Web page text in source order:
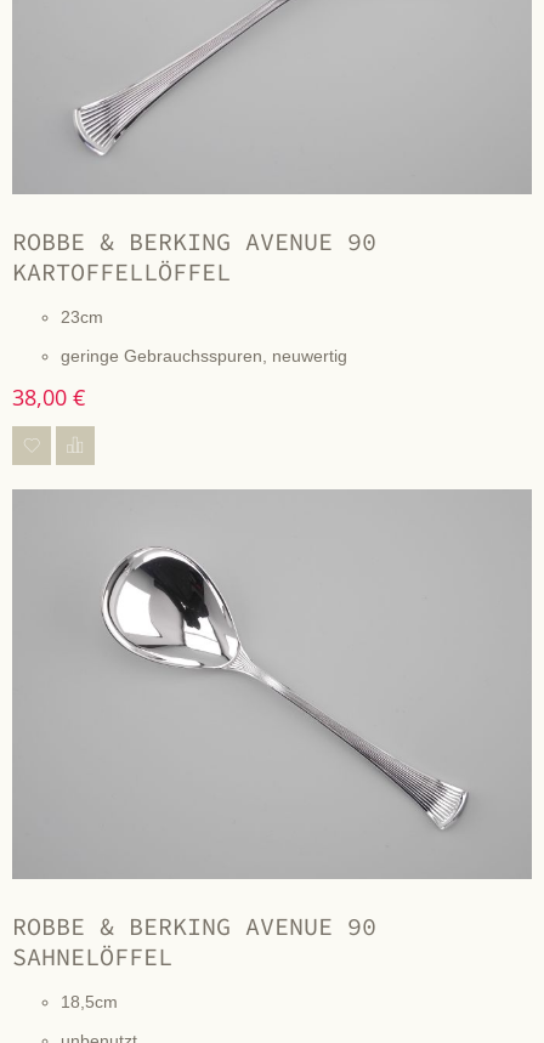
ROBBE & BERKING AVENUE 90
KARTOFFELLÖFFEL
23cm
geringe Gebrauchsspuren, neuwertig
38,00 €
ROBBE & BERKING AVENUE 90
SAHNELÖFFEL
18,5cm